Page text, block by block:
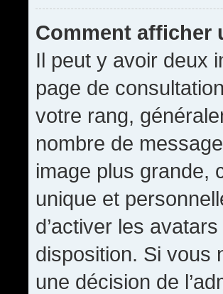
Comment afficher
Il peut y avoir deux
page de
votre rang,
nombre de
image plus grande,
unique et
d’activer les
disposition. Si vous
une décision de